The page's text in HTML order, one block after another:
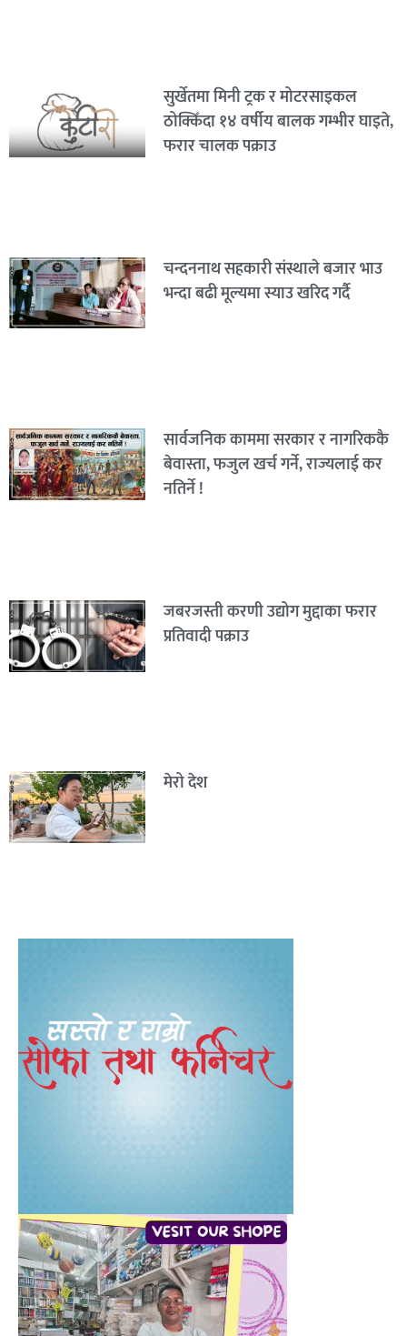
सुर्खेतमा मिनी ट्रक र मोटरसाइकल
ठोक्किँदा १४ वर्षीय बालक गम्भीर घाइते,
फरार चालक पक्राउ
चन्दननाथ सहकारी संस्थाले बजार भाउ
भन्दा बढी मूल्यमा स्याउ खरिद गर्दै
सार्वजनिक काममा सरकार र नागरिककै
बेवास्ता, फजुल खर्च गर्ने, राज्यलाई कर
नतिर्ने !
जबरजस्ती करणी उद्योग मुद्दाका फरार
प्रतिवादी पक्राउ
मेरो देश